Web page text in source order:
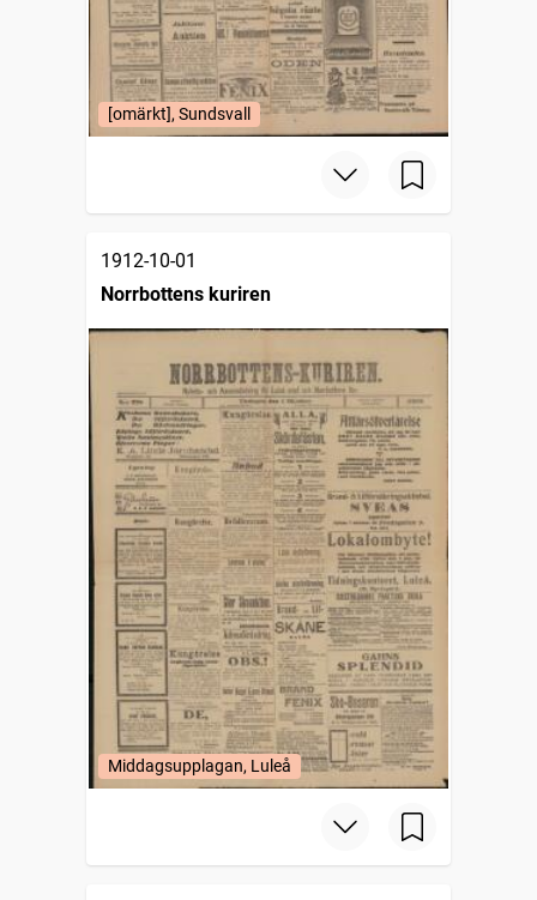
[omärkt], Sundsvall
1912-10-01
Norrbottens kuriren
Middagsupplagan, Luleå